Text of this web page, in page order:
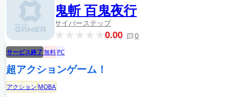
鬼斬 百鬼夜行
サイバーステップ
0.00 0
サービス終了無料PC
超アクションゲーム！
アクション MOBA